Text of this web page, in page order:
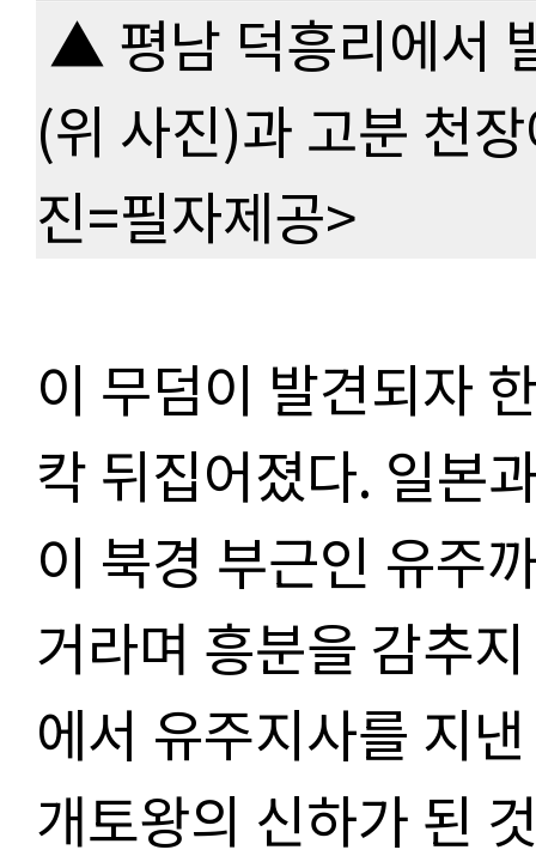
▲ 평남 덕흥리에서
(위 사진)과 고분 천
진=필자제공>
이 무덤이 발견되자
칵 뒤집어졌다. 일본
이 북경 부근인 유주
거라며 흥분을 감추
에서 유주지사를 지
개토왕의 신하가 된